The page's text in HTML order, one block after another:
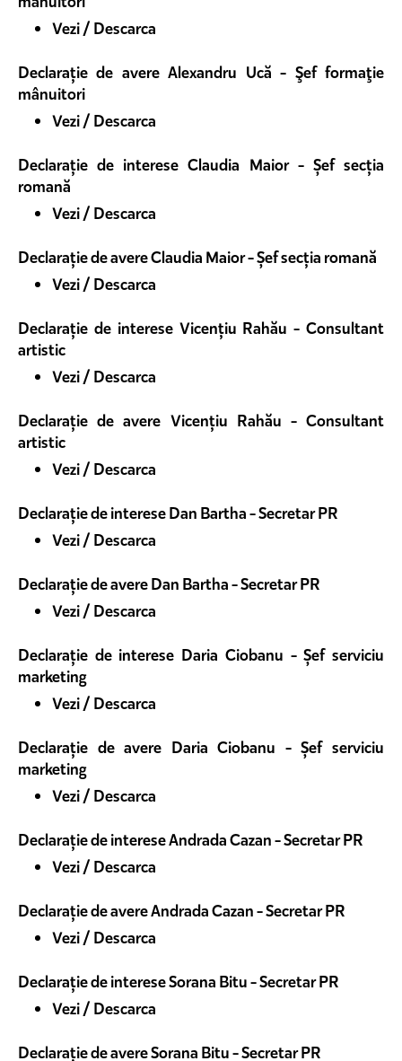
Vezi / Descarca
Declarație de avere Alexandru Ucă - Şef formaţie
mânuitori
Vezi / Descarca
Declarație de interese Claudia Maior - Șef secția
romană
Vezi / Descarca
Declarație de avere Claudia Maior - Șef secția romană
Vezi / Descarca
Declarație de interese Vicențiu Rahău - Consultant
artistic
Vezi / Descarca
Declarație de avere Vicențiu Rahău - Consultant
artistic
Vezi / Descarca
Declarație de interese Dan Bartha - Secretar PR
Vezi / Descarca
Declarație de avere Dan Bartha - Secretar PR
Vezi / Descarca
Declarație de interese Daria Ciobanu - Șef serviciu
marketing
Vezi / Descarca
Declarație de avere Daria Ciobanu - Șef serviciu
marketing
Vezi / Descarca
Declarație de interese Andrada Cazan - Secretar PR
Vezi / Descarca
Declarație de avere Andrada Cazan - Secretar PR
Vezi / Descarca
Declarație de interese Sorana Bitu - Secretar PR
Vezi / Descarca
Declarație de avere Sorana Bitu - Secretar PR